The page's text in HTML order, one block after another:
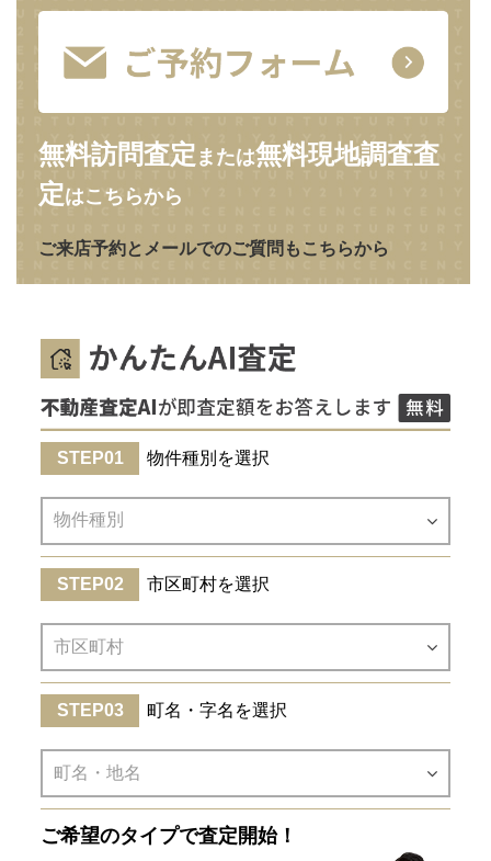
無料訪問査定 または無料現地調査査
定はこちらから
ご来店予約とメールでのご質問もこちらから
物件種別を選択
市区町村を選択
町名・字名を選択
ご希望のタイプで査定開始！